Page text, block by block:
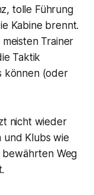
tolle Führung
Kabine brennt.
Trainer
Taktik
können (oder
nicht wieder
und Klubs wie
bewährten Weg